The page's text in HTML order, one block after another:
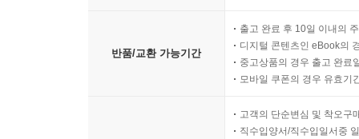
반품/교환 가능기간
출고 완료 후 10일 이내의
디지털 콘텐츠인 eBook의
중고상품의 경우 출고 완료
모바일 쿠폰의 경우 유효기
고객의 단순변심 및 착오구
직수입양서/직수입일서중